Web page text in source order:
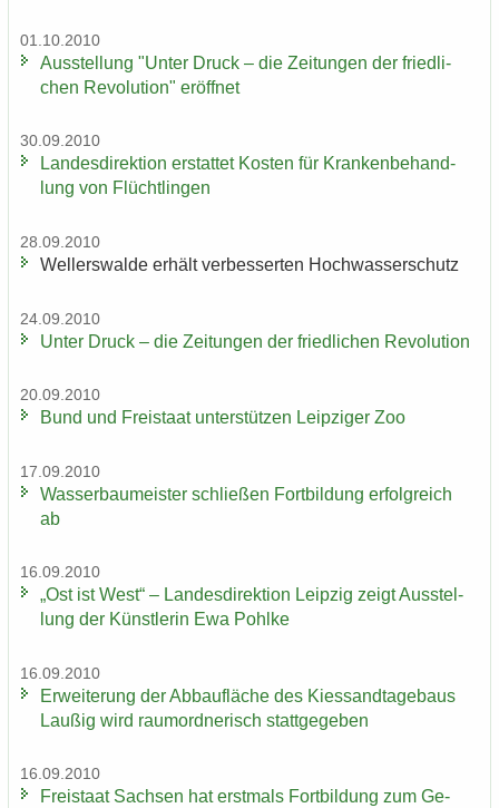
01.10.2010
Aus­stel­lung "Unter Druck – die Zei­tun­gen der fried­li­
chen Re­vo­lu­ti­on" er­öff­net
30.09.2010
Lan­des­di­rek­ti­on er­stat­tet Kos­ten für Kran­ken­be­hand­
lung von Flücht­lin­gen
28.09.2010
Wel­ler­s­wal­de er­hält ver­bes­ser­ten Hoch­was­ser­schutz
24.09.2010
Unter Druck – die Zei­tun­gen der fried­li­chen Re­vo­lu­ti­on
20.09.2010
Bund und Frei­staat un­ter­stüt­zen Leip­zi­ger Zoo
17.09.2010
Was­ser­bau­meis­ter schlie­ßen Fort­bil­dung er­folg­reich
ab
16.09.2010
„Ost ist West“ – Lan­des­di­rek­ti­on Leip­zig zeigt Aus­stel­
lung der Künst­le­rin Ewa Pohl­ke
16.09.2010
Er­wei­te­rung der Ab­bau­flä­che des Kies­sand­ta­ge­baus
Lau­ßig wird raum­ord­ne­risch statt­ge­ge­ben
16.09.2010
Frei­staat Sach­sen hat erst­mals Fort­bil­dung zum Ge­